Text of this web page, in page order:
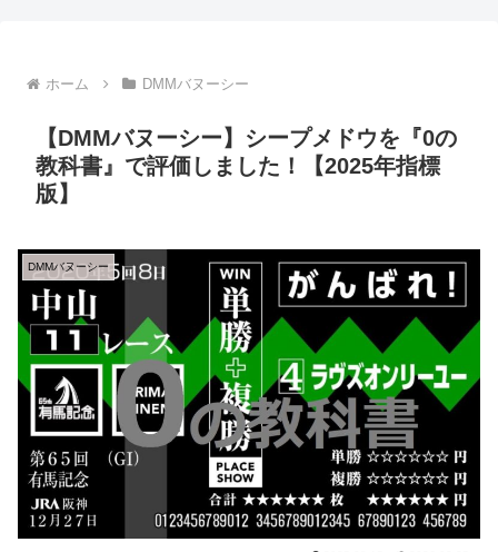
ホーム DMMバヌーシー
【DMMバヌーシー】シープメドウを『0の
教科書』で評価しました！【2025年指標
版】
DMMバヌーシー